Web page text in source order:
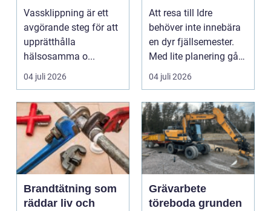
Vassklippning är ett
avgörande steg för att
upprätthålla
hälsosamma o...
04 juli 2026
fjällstugor året
runt
Att resa till Idre
behöver inte innebära
en dyr fjällsemester.
Med lite planering går
det att hitta ...
04 juli 2026
Brandtätning som
räddar liv och
Grävarbete
töreboda grunden